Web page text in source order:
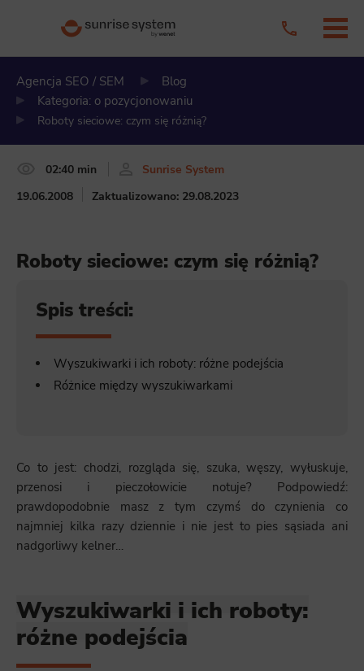
Agencja SEO / SEM
Blog
Kategoria: o pozycjonowaniu
Roboty sieciowe: czym się różnią?
02:40 min
Sunrise System
19.06.2008
Zaktualizowano: 29.08.2023
Roboty sieciowe: czym się różnią?
Spis treści:
Wyszukiwarki i ich roboty: różne podejścia
Różnice między wyszukiwarkami
Co to jest: chodzi, rozgląda się, szuka, węszy, wyłuskuje,
przenosi i pieczołowicie notuje? Podpowiedź:
prawdopodobnie masz z tym czymś do czynienia co
najmniej kilka razy dziennie i nie jest to pies sąsiada ani
nadgorliwy kelner…
Wyszukiwarki i ich roboty:
różne podejścia